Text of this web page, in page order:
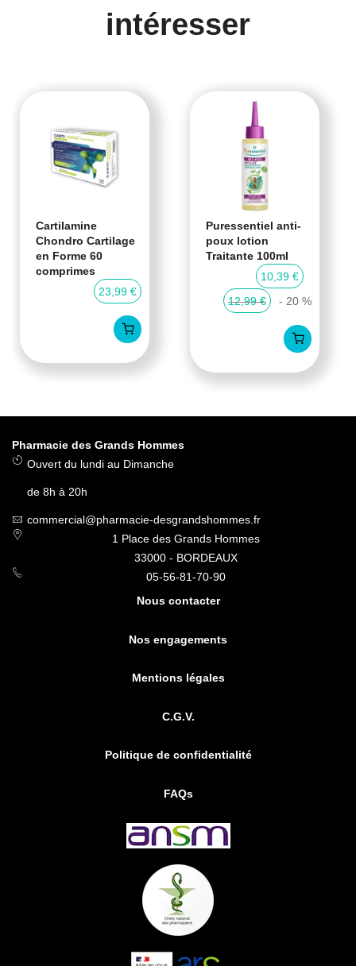
intéresser
Cartilamine
Chondro Cartilage
en Forme 60
comprimes
23,99 €
Puressentiel anti-
poux lotion
Traitante 100ml
10,39 €
12,99 €
- 20 %
Pharmacie des Grands Hommes
Ouvert du lundi au Dimanche
de 8h à 20h
commercial@pharmacie-desgrandshommes.fr
1 Place des Grands Hommes
33000 - BORDEAUX
05-56-81-70-90
Nous contacter
Nos engagements
Mentions légales
C.G.V.
Politique de confidentialité
FAQs